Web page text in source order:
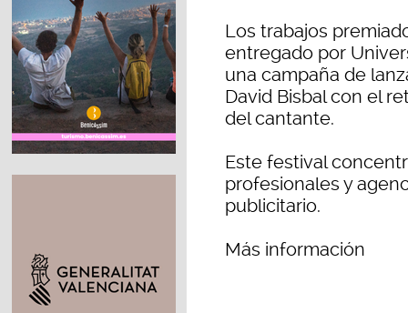
Los trabajos
entregado por
una campaña de
David Bisbal con el
del cantante.
Este festival
profesionales y
publicitario.
Más información